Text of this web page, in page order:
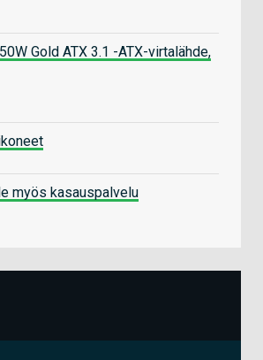
Gold ATX 3.1 -ATX-virtalähde,
myös kasauspalvelu